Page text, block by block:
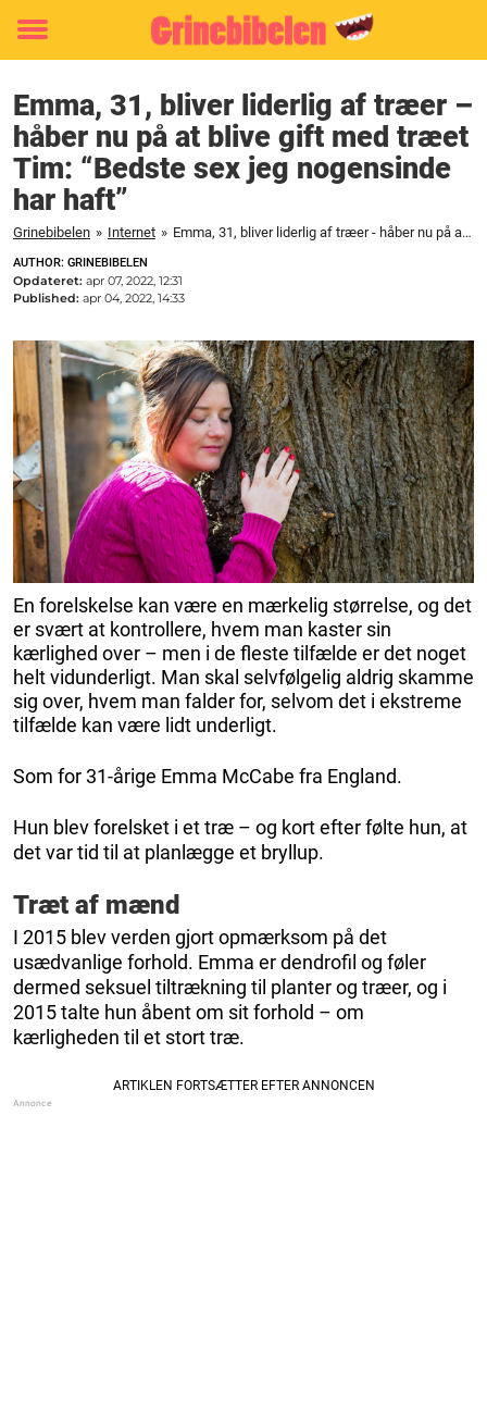
Toggle
Emma, 31, bliver liderlig af træer –
håber nu på at blive gift med træet
Tim: “Bedste sex jeg nogensinde
har haft”
Grinebibelen » Internet » Emma, 31, bliver liderlig af træer - håber nu på at blive gift med træet Tim: "Bedste sex jeg nogensinde har haft"
AUTHOR: GRINEBIBELEN
Opdateret: apr 07, 2022, 12:31
Published: apr 04, 2022, 14:33
En forelskelse kan være en mærkelig størrelse, og det
er svært at kontrollere, hvem man kaster sin
kærlighed over – men i de fleste tilfælde er det noget
helt vidunderligt. Man skal selvfølgelig aldrig skamme
sig over, hvem man falder for, selvom det i ekstreme
tilfælde kan være lidt underligt.
Som for 31-årige Emma McCabe fra England.
Hun blev forelsket i et træ – og kort efter følte hun, at
det var tid til at planlægge et bryllup.
Træt af mænd
I 2015 blev verden gjort opmærksom på det
usædvanlige forhold. Emma er dendrofil og føler
dermed seksuel tiltrækning til planter og træer, og i
2015 talte hun åbent om sit forhold – om
kærligheden til et stort træ.